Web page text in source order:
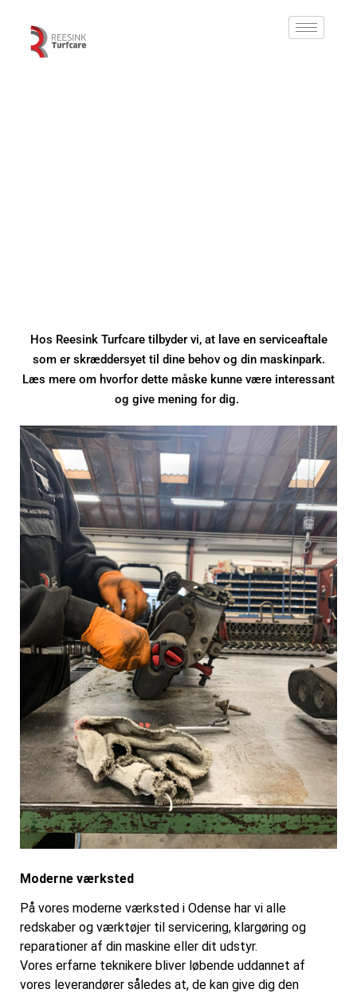
Hos Reesink Turfcare tilbyder vi, at lave en serviceaftale
som er skræddersyet til dine behov og din maskinpark.
Læs mere om hvorfor dette måske kunne være interessant
og give mening for dig.
Moderne værksted
På vores moderne værksted i Odense har vi alle
redskaber og værktøjer til servicering, klargøring og
reparationer af din maskine eller dit udstyr.
Vores erfarne teknikere bliver løbende uddannet af
vores leverandører således at, de kan give dig den